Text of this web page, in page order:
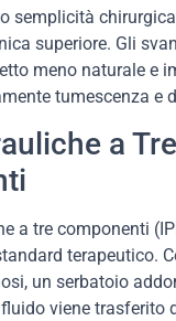
semplicità
superiore. Gli
meno naturale e
tumescenza e
a Tre
a tre componenti
terapeutico.
un serbatoio
viene trasferito